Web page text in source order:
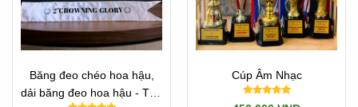
Băng đeo chéo hoa hậu,
dải băng đeo hoa hậu - Tân
Cúp Âm Nhạc